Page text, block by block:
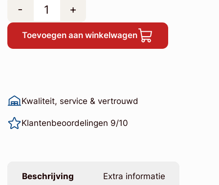
- +
Toevoegen aan winkelwagen
Kwaliteit, service & vertrouwd
Klantenbeoordelingen 9/10
Beschrijving Extra informatie